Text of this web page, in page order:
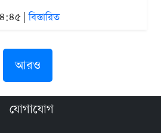
|বিস্তারিত
আরও
যোগাযোগ